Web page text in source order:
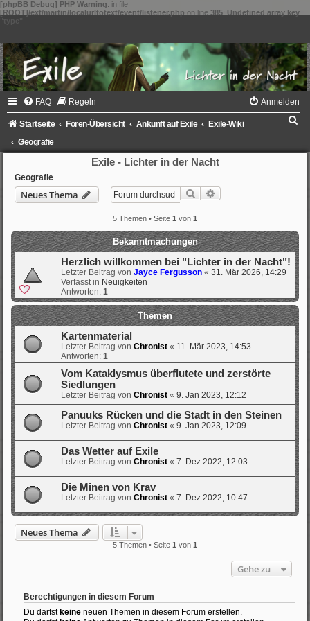
[phpBB Debug] PHP Warning: in file
[ROOT]/ext/martin/localurltotext/event/listener.php on line 385: Undefined array key
FAQ Regeln Anmelden
Startseite Foren-Übersicht Ankunft auf Exile
Exile-Wiki
Geografie
Exile - Lichter in der Nacht
Geografie
Neues Thema Suche
5 Themen • Seite 1 von 1
Bekanntmachungen
Herzlich willkommen bei "Lichter in der Nacht"!
Letzter Beitrag von Jayce Fergusson « 31. Mär 2026, 14:29
Verfasst in Neuigkeiten
Antworten: 1
Themen
Kartenmaterial
Letzter Beitrag von Chronist « 11. Mär 2023, 14:53
Antworten: 1
Vom Kataklysmus überflutete und zerstörte
Siedlungen
Letzter Beitrag von Chronist « 9. Jan 2023, 12:12
Panuuks Rücken und die Stadt in den Steinen
Letzter Beitrag von Chronist « 9. Jan 2023, 12:09
Das Wetter auf Exile
Letzter Beitrag von Chronist « 7. Dez 2022, 12:03
Die Minen von Krav
Letzter Beitrag von Chronist « 7. Dez 2022, 10:47
Neues Thema
5 Themen • Seite 1 von 1
Gehe zu
Berechtigungen in diesem Forum
Du darfst keine neuen Themen in diesem Forum erstellen.